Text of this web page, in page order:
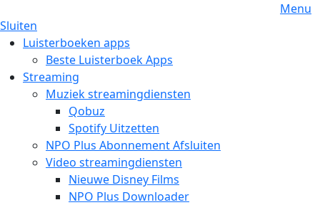
Menu
Sluiten
Luisterboeken apps
Beste Luisterboek Apps
Streaming
Muziek streamingdiensten
Qobuz
Spotify Uitzetten
NPO Plus Abonnement Afsluiten
Video streamingdiensten
Nieuwe Disney Films
NPO Plus Downloader